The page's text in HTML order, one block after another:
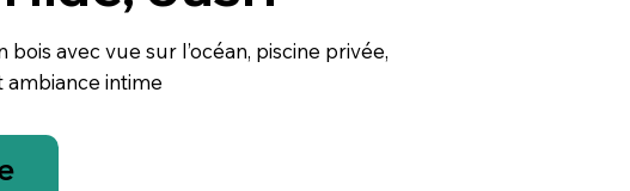
bois avec vue sur l’océan, piscine privée,
ambiance intime